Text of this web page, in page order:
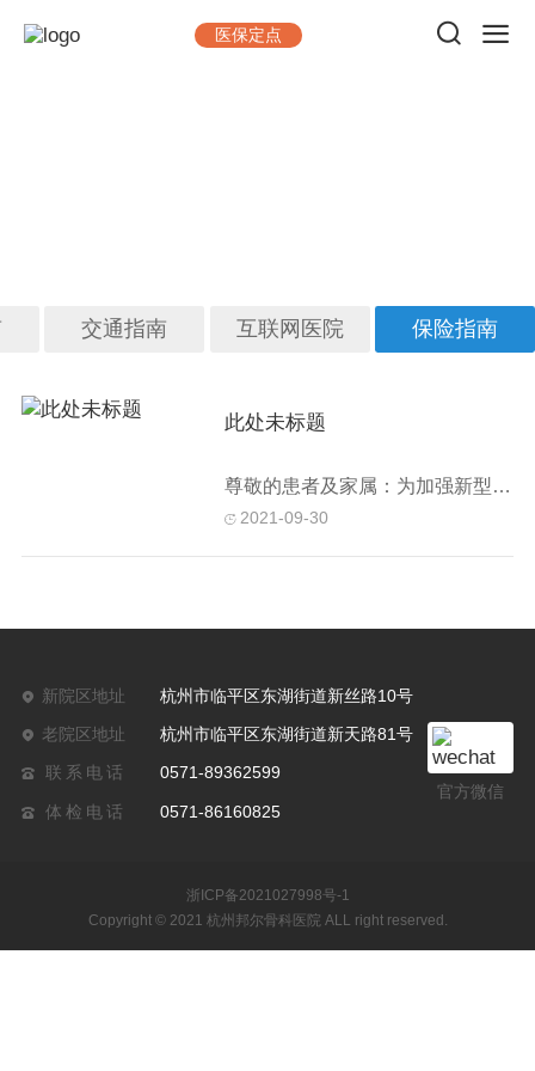
医保定点
交通指南 互联网医院 保险指南
此处未标题
尊敬的患者及家属：为加强新型冠状病毒感染肺炎的防控，控制疫情蔓延...
2021-09-30
新院区地址 杭州市临平区东湖街道新丝路10号
老院区地址 杭州市临平区东湖街道新天路81号
联系电话 0571-89362599
体检电话 0571-86160825
官方微信
浙ICP备2021027998号-1
Copyright © 2021 杭州邦尔骨科医院 ALL right reserved.